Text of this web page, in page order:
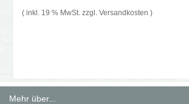
( inkl. 19 % MwSt. zzgl. Versandkosten )
Mehr über...